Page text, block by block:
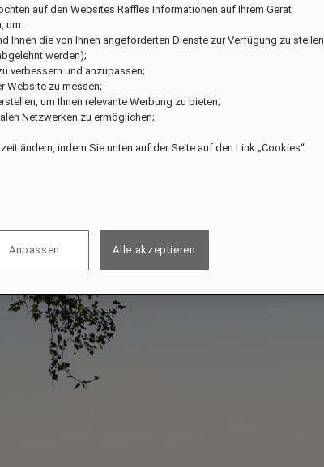
auf den Websites Raffles Informationen auf Ihrem Gerät
um:
Ihnen die von Ihnen angeforderten Dienste zur Verfügung zu stellen
werden);
verbessern und anzupassen;
Website zu messen;
um Ihnen relevante Werbung zu bieten;
Netzwerken zu ermöglichen;
ändern, indem Sie unten auf der Seite auf den Link „Cookies“
Anpassen Alle akzeptieren